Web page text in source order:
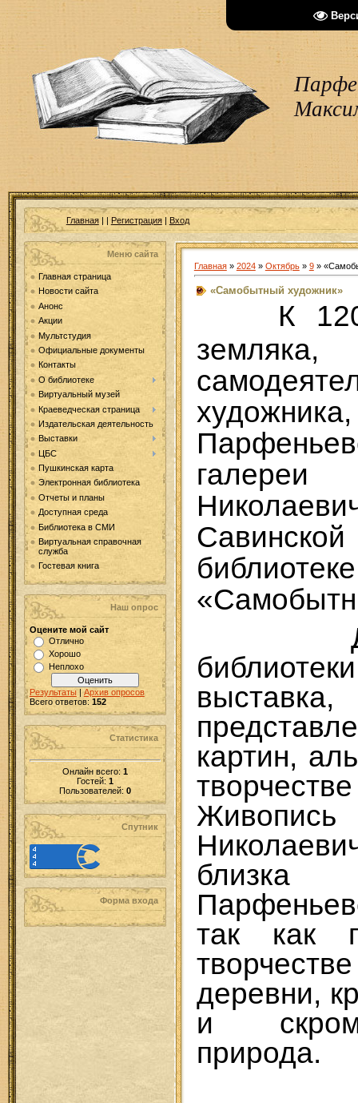
Главная| | Регистрация| Вход
Меню сайта
Главная страница
Новости сайта
Анонс
Акции
Мультстудия
Официальные документы
Контакты
О библиотеке
Виртуальный музей
Краеведческая страница
Издательская деятельность
Выставки
ЦБС
Пушкинская карта
Электронная библиотека
Отчеты и планы
Доступная среда
Библиотека в СМИ
Виртуальная справочная
служба
Гостевая книга
Наш опрос
Оцените мой сайт
Отлично
Хорошо
Неплохо
Результаты | Архив опросов
Всего ответов: 152
Статистика
Онлайн всего: 1
Гостей: 1
Пользователей: 0
Спутник
Форма входа
Главная» 2024 » Октябрь » 9»
«Самобытный художник»
К
Для
картин,
так как
деревни,
и
природа.